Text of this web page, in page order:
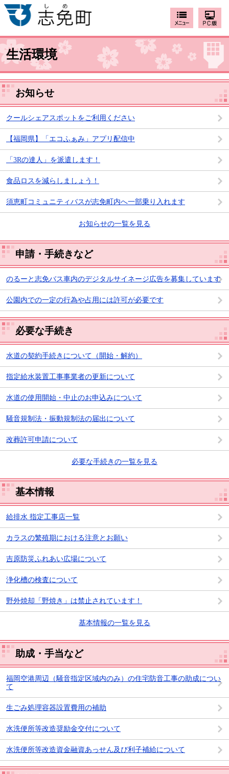
生活環境
お知らせ
クールシェアスポットをご利用ください
【福岡県】「エコふぁみ」アプリ配信中
「3Rの達人」を派遣します！
食品ロスを減らしましょう！
須恵町コミュニティバスが志免町内へ一部乗り入れます
お知らせの一覧を見る
申請・手続きなど
のるーと志免バス車内のデジタルサイネージ広告を募集しています
公園内での一定の行為や占用には許可が必要です
必要な手続き
水道の契約手続きについて（開始・解約）
指定給水装置工事事業者の更新について
水道の使用開始・中止のお申込みについて
騒音規制法・振動規制法の届出について
改葬許可申請について
必要な手続きの一覧を見る
基本情報
給排水 指定工事店一覧
カラスの繁殖期における注意とお願い
吉原防災ふれあい広場について
浄化槽の検査について
野外焼却「野焼き」は禁止されています！
基本情報の一覧を見る
助成・手当など
福岡空港周辺（騒音指定区域内のみ）の住宅防音工事の助成につい
て
生ごみ処理容器設置費用の補助
水洗便所等改造奨励金交付について
水洗便所等改造資金融資あっせん及び利子補給について